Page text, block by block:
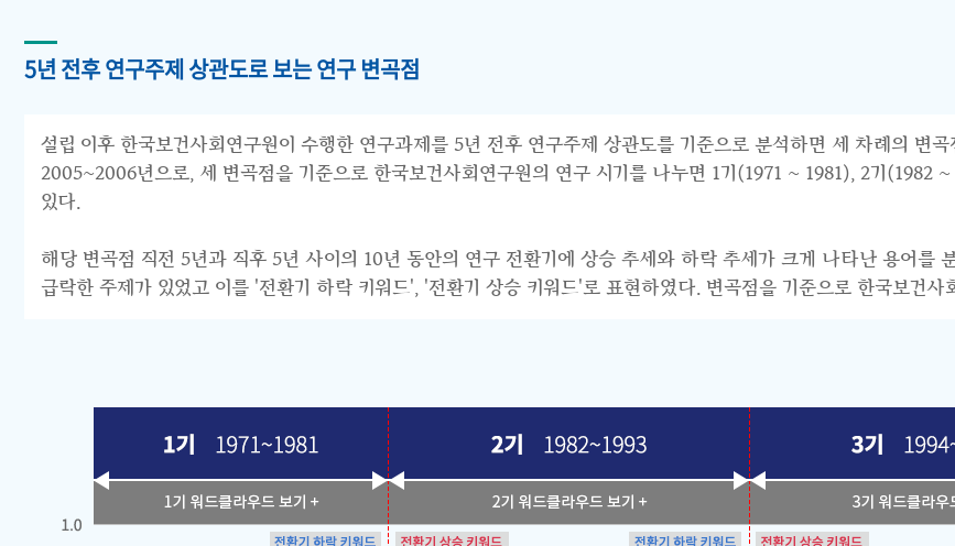
5년 전후 연구주제 상관도로 보는 연구 변곡점
설립 이후 한국보건사회연구원이 수행한 연구과제를 5년 전후 연구주제 상관도를 기준으로 분석하면 세 차례의 변
2005~2006년으로, 세 변곡점을 기준으로 한국보건사회연구원의 연구 시기를 나누면 1기(1971 ~ 1981), 2기
있다.
해당 변곡점 직전 5년과 직후 5년 사이의 10년 동안의 연구 전환기에 상승 추세와 하락 추세가 크게 나타난 용어를
급락한 주제가 있었고 이를 '전환기 하락 키워드', '전환기 상승 키워드'로 표현하였다. 변곡점을 기준으로 한국보건